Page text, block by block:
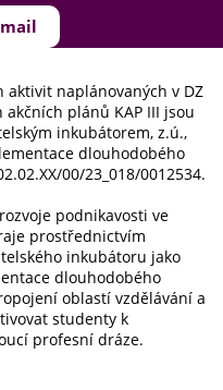
naplánovaných v DZ
plánů KAP III jsou
inkubátorem, z.ú.,
dlouhodobého
00/23_018/0012534.
podnikavosti ve
prostřednictvím
inkubátoru jako
dlouhodobého
oblastí vzdělávání a
studenty k
profesní dráze.